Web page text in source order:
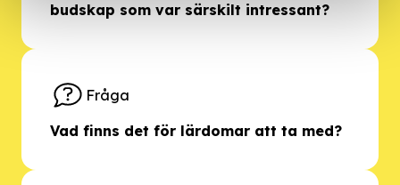
budskap som var särskilt intressant?
Fråga
Vad finns det för lärdomar att ta med?